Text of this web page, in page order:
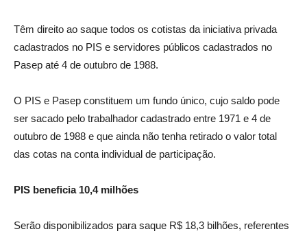
Têm direito ao saque todos os cotistas da iniciativa privada
cadastrados no PIS e servidores públicos cadastrados no
Pasep até 4 de outubro de 1988.
O PIS e Pasep constituem um fundo único, cujo saldo pode
ser sacado pelo trabalhador cadastrado entre 1971 e 4 de
outubro de 1988 e que ainda não tenha retirado o valor total
das cotas na conta individual de participação.
PIS beneficia 10,4 milhões
Serão disponibilizados para saque R$ 18,3 bilhões, referentes